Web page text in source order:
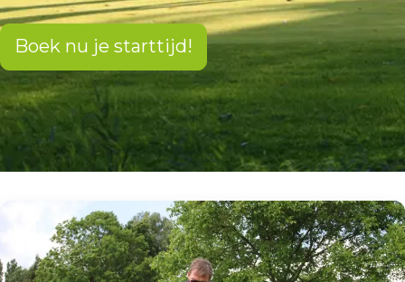
Boek nu je starttijd!